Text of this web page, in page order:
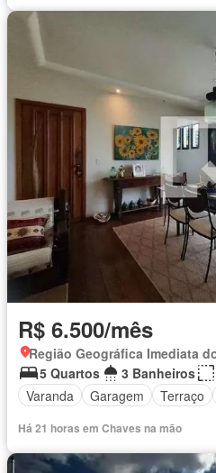
R$ 6.500/mês
5 Quartos
3 Banheiros
Varanda
Garagem Terraço
Há 21 horas em Chaves na mão